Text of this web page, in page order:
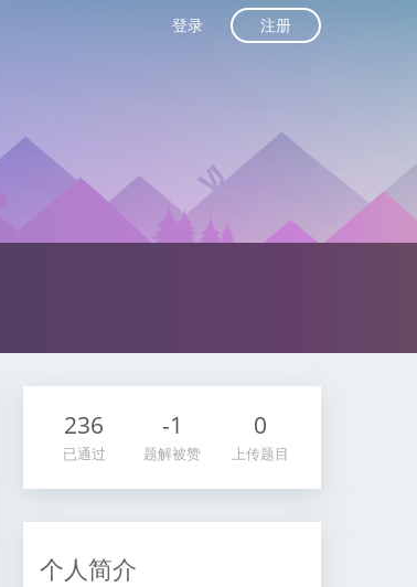
登录 注册
236
已通过
-1
题解被赞
0
上传题目
个人简介